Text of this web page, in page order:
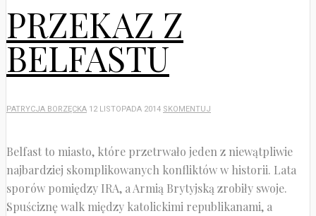
PRZEKAZ Z
BELFASTU
PATRYCJA BORZĘCKA 12 LISTOPADA 2014 SKOMENTUJ
Belfast to miasto, które przetrwało jeden z niewątpliwie
najbardziej skomplikowanych konfliktów w historii. Lata
sporów pomiędzy IRA, a Armią Brytyjską zrobiły swoje.
Spuściznę walk między katolickimi republikanami, a